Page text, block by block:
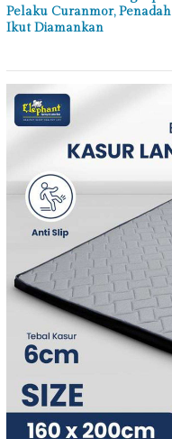
Pelaku Curanmor, Penadah
Ikut Diamankan